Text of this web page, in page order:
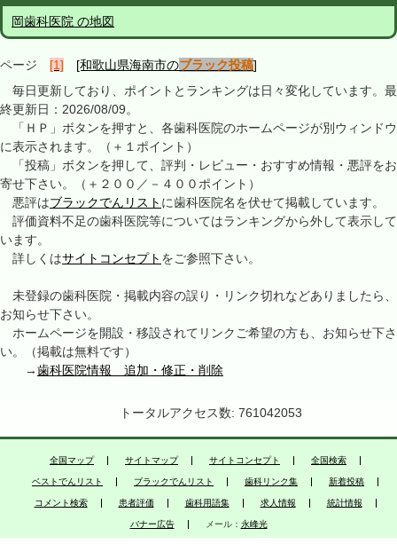
岡歯科医院 の地図
ページ [1] [和歌山県海南市のブラック投稿]
毎日更新しており、ポイントとランキングは日々変化しています。最
終更新日：2026/08/09。
「ＨＰ」ボタンを押すと、各歯科医院のホームページが別ウィンドウ
に表示されます。（＋１ポイント）
「投稿」ボタンを押して、評判・レビュー・おすすめ情報・悪評をお
寄せ下さい。（＋２００／－４００ポイント）
悪評はブラックでんリスト に歯科医院名を伏せて掲載しています。
評価資料不足の歯科医院等についてはランキングから外して表示して
います。
詳しくはサイトコンセプト をご参照下さい。
未登録の歯科医院・掲載内容の誤り・リンク切れなどありましたら、
お知らせ下さい。
ホームページを開設・移設されてリンクご希望の方も、お知らせ下さ
い。（掲載は無料です）
→歯科医院情報 追加・修正・削除
トータルアクセス数: 761042053
全国マップ サイトマップ サイトコンセプト 全国検索
ベストでんリスト ブラックでんリスト 歯科リンク集 新着投稿
コメント検索 患者評価 歯科用語集 求人情報 統計情報
バナー広告 メール： 永峰光